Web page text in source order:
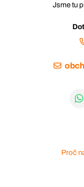
Jsme tu
Proč